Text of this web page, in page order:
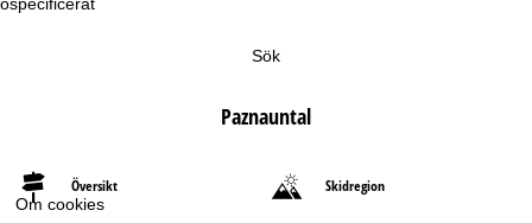
Om cookies
Sök
Paznauntal
Översikt Skidregion